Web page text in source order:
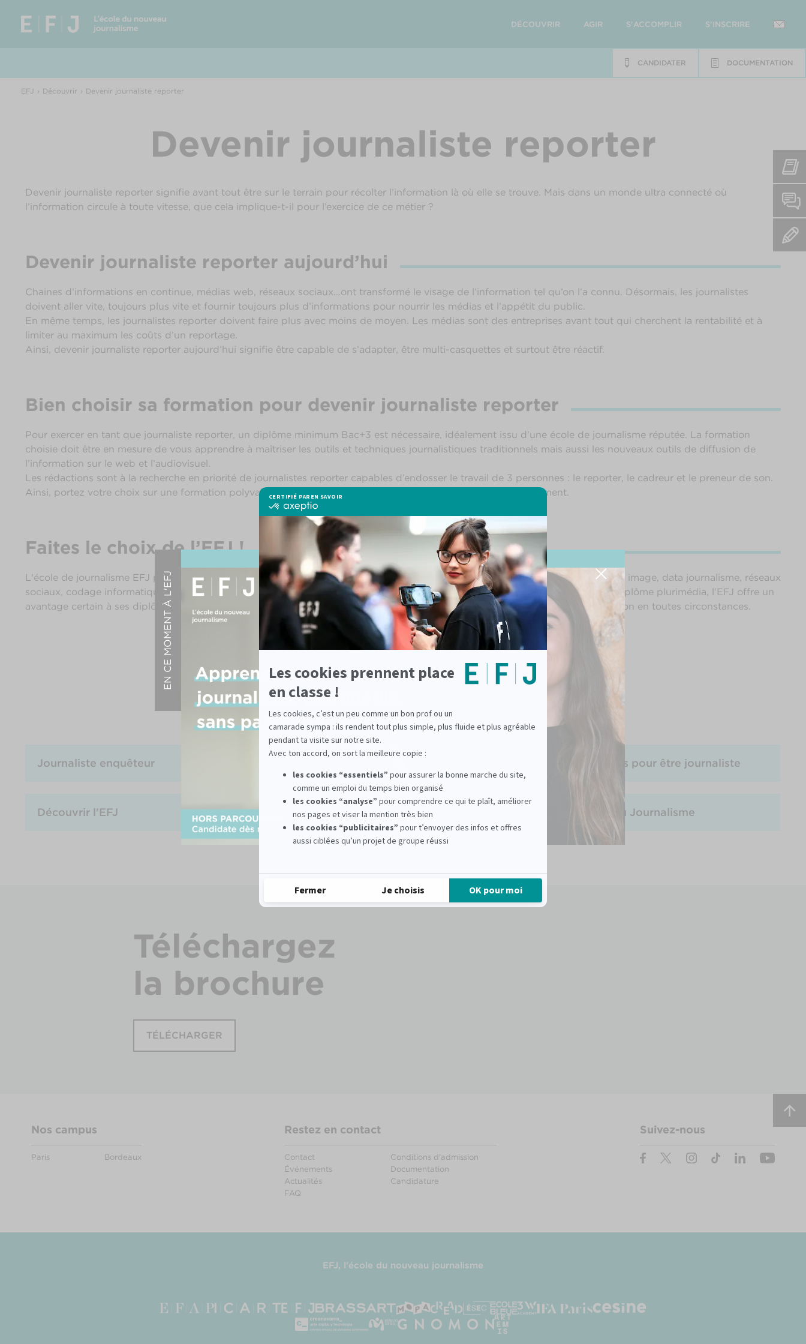
DÉCOUVRIR AGIR S'ACCOMPLIR S'INSCRIRE
DOCUMENTATION
CANDIDATER
EFJ Découvrir Devenir journaliste reporter
Devenir journaliste reporter
Devenir journaliste reporter signifie avant tout être sur le terrain pour récolter l’information là où elle se trouve. Mais dans un monde ultra connecté où
l’information circule à toute vitesse, que cela implique-t-il pour l’exercice de ce métier ?
Devenir journaliste reporter aujourd’hui
Chaines d’informations en continue, médias web, réseaux sociaux…ont transformé le visage de l’information tel qu’on l’a connu. Désormais, les journalistes
doivent aller vite, toujours plus vite et fournir toujours plus d’informations pour nourrir les médias et l’appétit du public.
En même temps, les journalistes reporter doivent faire plus avec moins de moyen. Les médias sont des entreprises avant tout qui cherchent la rentabilité et à
limiter au maximum les coûts d’un reportage.
Ainsi, devenir journaliste reporter aujourd’hui signifie être capable de s’adapter, être multi-casquettes et surtout être réactif.
Bien choisir sa formation pour devenir journaliste reporter
Pour exercer en tant que journaliste reporter, un diplôme minimum Bac+3 est nécessaire, idéalement issu d’une école de journalisme réputée. La formation
choisie doit être en mesure de vous apprendre à maîtriser les outils et techniques journalistiques traditionnels mais aussi les nouveaux outils de diffusion de
l’information sur le web et l’audiovisuel.
Les rédactions sont à la recherche en priorité de journalistes reporter capables d’endosser le travail de 3 personnes : le reporter, le cadreur et le preneur de son.
Ainsi, portez votre choix sur une formation polyvalente, plurimédia où l’opérationnel est au cœur de l’enseignement.
Faites le choix de l’EFJ !
L'école de journalisme EFJ propose une nouvelle approche basée sur le numérique, le journalisme mobile et la vidéo. Texte, son, image, data journalisme, réseaux
sociaux, codage informatique… tout est passé en revue durant cette formation polyvalente et pratique sur 3 ans. Délivrant un diplôme plurimédia, l’EFJ offre un
avantage certain à ses diplômés sur le marché du travail et forme des journalistes de terrain capables de produire de l’information en toutes circonstances.
Voir également
Journaliste enquêteur Quelles études pour être journaliste
Découvrir l'EFJ Notre Formation Journalisme Les Métiers du Journalisme
Téléchargez
la brochure
TÉLÉCHARGER
Nos campus
Paris Bordeaux
Restez en contact
Contact
Événements
Actualités
FAQ
Conditions d'admission
Documentation
Candidature
Suivez-nous
EFJ, l'école du nouveau journalisme
EN CE MOMENT À L'EFJ